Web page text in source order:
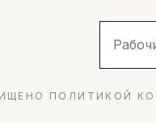
ПОЛИТИКОЙ